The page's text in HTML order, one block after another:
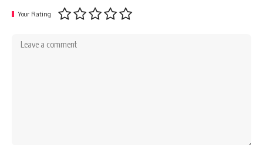
Your Rating